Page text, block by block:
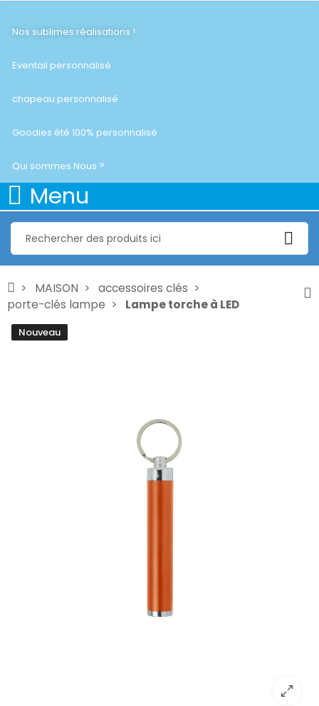
Nos sublimes réalisations !
Eventail personnalisé
chapeau personnalisé
Goodies été 100% personnalisé
Qui sommes Nous ?
Menu
MAISON
accessoires clés
porte-clés lampe
Lampe torche à LED
Nouveau